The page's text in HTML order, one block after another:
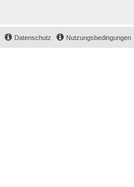
Nutzungsbedingungen
Datenschutz